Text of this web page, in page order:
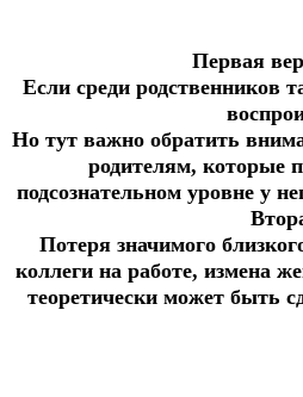
Первая
Если среди родственников
Но тут важно обратить
родителям, которые
подсознательном уровне у
Потеря значимого
коллеги на работе, измена
теоретически может быть